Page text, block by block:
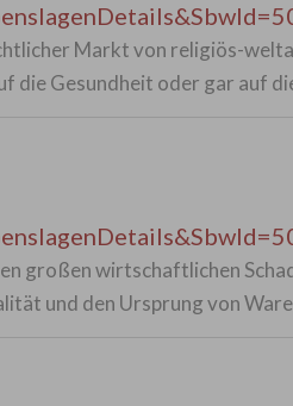
Markt von religiös-
die Gesundheit oder gar auf
großen wirtschaftlichen
und den Ursprung von